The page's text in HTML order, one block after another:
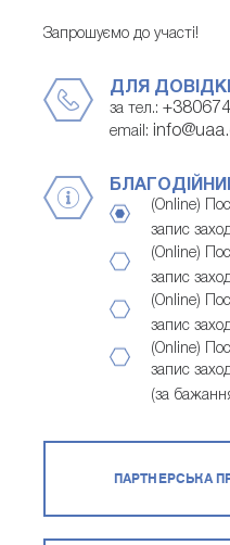
Запрошуємо до участі!
ДЛЯ
за тел.:
email:
(Online)
запис
(Online)
запис
(Online)
запис
(Online)
запис
(за
ПАРТНЕРСЬКА